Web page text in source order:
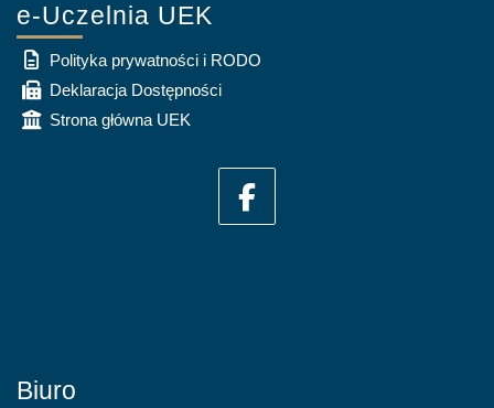
e-Uczelnia UEK
Polityka prywatności i RODO
Deklaracja Dostępności
Strona główna UEK
Biuro